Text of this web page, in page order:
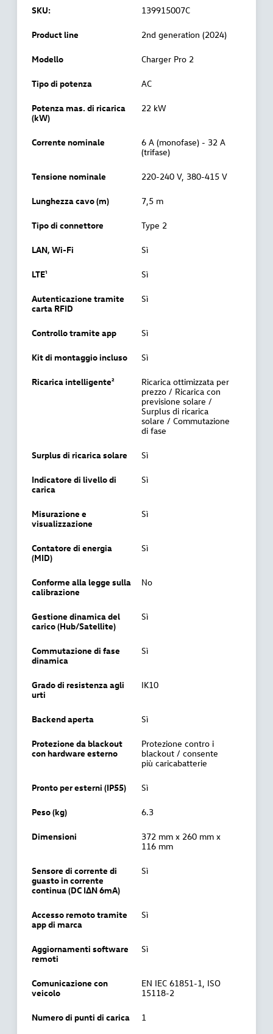
SKU: 139915007C
Product line 2nd generation (2024)
Modello Charger Pro 2
Tipo di potenza AC
Potenza mas. di ricarica
(kW)
22 kW
Corrente nominale
6 A (monofase) - 32 A
(trifase)
Tensione nominale 220-240 V, 380-415 V
Lunghezza cavo (m) 7,5 m
Tipo di connettore Type 2
LAN, Wi-Fi Sì
LTE¹ Sì
Autenticazione tramite
carta RFID
Sì
Controllo tramite app Sì
Kit di montaggio incluso Sì
Ricarica intelligente²
Ricarica ottimizzata per
prezzo / Ricarica con
previsione solare /
Surplus di ricarica
solare / Commutazione
di fase
Surplus di ricarica solare Sì
Indicatore di livello di
carica
Sì
Misurazione e
visualizzazione
Sì
Contatore di energia
(MID)
Sì
Conforme alla legge sulla
calibrazione
No
Gestione dinamica del
carico (Hub/Satellite)
Sì
Commutazione di fase
dinamica
Sì
Grado di resistenza agli
urti
IK10
Backend aperta Sì
Protezione da blackout
con hardware esterno
Protezione contro i
blackout / consente
più caricabatterie
Pronto per esterni (IP55) Sì
Peso (kg) 6.3
Dimensioni
372 mm x 260 mm x
116 mm
Sensore di corrente di
guasto in corrente
continua (DC IΔN 6mA)
Sì
Accesso remoto tramite
app di marca
Sì
Aggiornamenti software
remoti
Sì
Comunicazione con
veicolo
EN IEC 61851-1, ISO
15118-2
Numero di punti di carica 1